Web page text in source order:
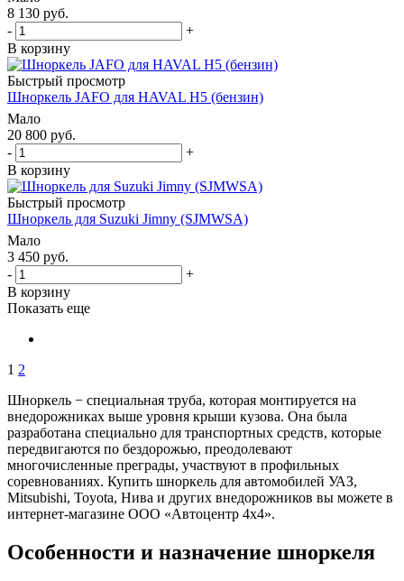
8 130 руб.
-
+
В корзину
Быстрый просмотр
Шноркель JAFO для HAVAL H5 (бензин)
Мало
20 800 руб.
-
+
В корзину
Быстрый просмотр
Шноркель для Suzuki Jimny (SJMWSA)
Мало
3 450 руб.
-
+
В корзину
Показать еще
1 2
Шноркель − специальная труба, которая монтируется на
внедорожниках выше уровня крыши кузова. Она была
разработана специально для транспортных средств, которые
передвигаются по бездорожью, преодолевают
многочисленные преграды, участвуют в профильных
соревнованиях. Купить шноркель для автомобилей УАЗ,
Mitsubishi, Toyota, Нива и других внедорожников вы можете в
интернет-магазине ООО «Автоцентр 4х4».
Особенности и назначение шноркеля